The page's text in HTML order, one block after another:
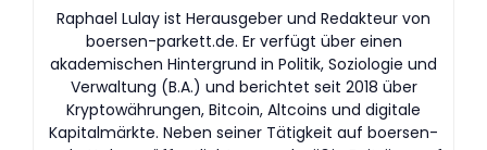
Raphael Lulay ist Herausgeber und Redakteur von
boersen-parkett.de. Er verfügt über einen
akademischen Hintergrund in Politik, Soziologie und
Verwaltung (B.A.) und berichtet seit 2018 über
Kryptowährungen, Bitcoin, Altcoins und digitale
Kapitalmärkte. Neben seiner Tätigkeit auf boersen-